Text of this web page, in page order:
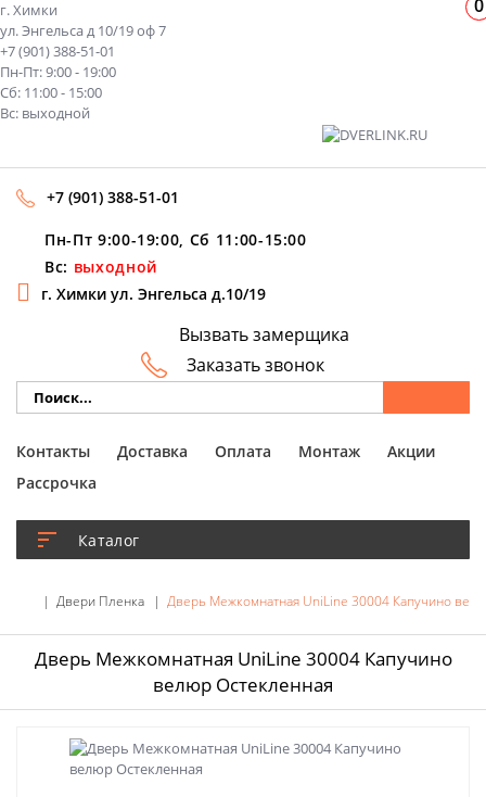
г. Химки
ул. Энгельса д 10/19 оф 7
+7 (901) 388-51-01
Пн-Пт: 9:00 - 19:00
Сб: 11:00 - 15:00
Вс: выходной
+7 (901) 388-51-01
Пн-Пт 9:00-19:00, Сб 11:00-15:00
Вс: выходной
г. Химки ул. Энгельса д.10/19
Каталог
Вызвать замерщика
Заказать звонок
Контакты Доставка Оплата Монтаж
Акции
Рассрочка
Двери Пленка Дверь Межкомнатная UniLine 30004 Капучино
Дверь Межкомнатная UniLine 30004 Капучино
велюр Остекленная
0